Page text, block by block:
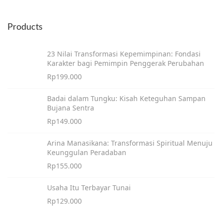
Products
23 Nilai Transformasi Kepemimpinan: Fondasi
Karakter bagi Pemimpin Penggerak Perubahan
Rp199.000
Badai dalam Tungku: Kisah Keteguhan Sampan
Bujana Sentra
Rp149.000
Arina Manasikana: Transformasi Spiritual Menuju
Keunggulan Peradaban
Rp155.000
Usaha Itu Terbayar Tunai
Rp129.000